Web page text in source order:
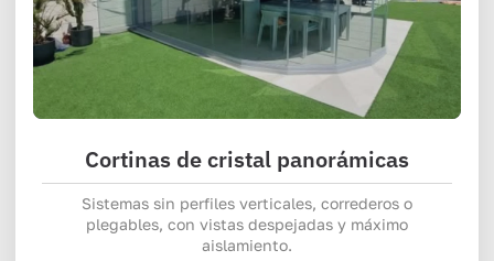
Cortinas de cristal panorámicas
Sistemas sin perfiles verticales, correderos o
plegables, con vistas despejadas y máximo
aislamiento.